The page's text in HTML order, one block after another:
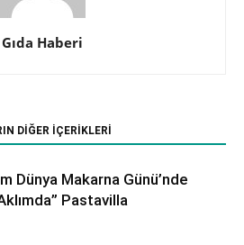
Gıda Haberi
DIĞER İÇERIKLERI
Dünya Makarna Günü’nde
Pastavilla